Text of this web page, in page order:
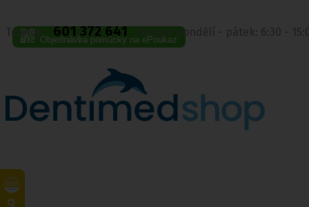
Telefon: 601 372 641 Volejte pondělí - pátek: 6:30 -
Objednávka pomůcky na ePoukaz